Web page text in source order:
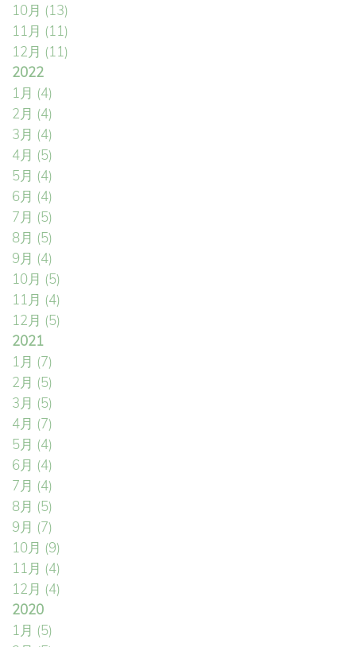
10月 (13)
11月 (11)
12月 (11)
2022
1月 (4)
2月 (4)
3月 (4)
4月 (5)
5月 (4)
6月 (4)
7月 (5)
8月 (5)
9月 (4)
10月 (5)
11月 (4)
12月 (5)
2021
1月 (7)
2月 (5)
3月 (5)
4月 (7)
5月 (4)
6月 (4)
7月 (4)
8月 (5)
9月 (7)
10月 (9)
11月 (4)
12月 (4)
2020
1月 (5)